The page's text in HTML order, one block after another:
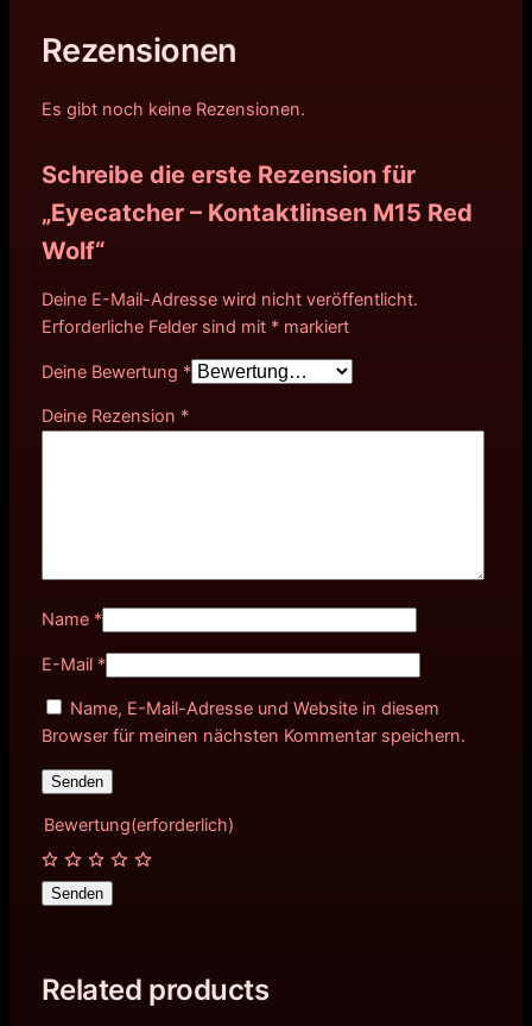
Rezensionen
Es gibt noch keine Rezensionen.
Schreibe die erste Rezension für
„Eyecatcher – Kontaktlinsen M15 Red
Wolf“
Deine E-Mail-Adresse wird nicht veröffentlicht.
Erforderliche Felder sind mit *markiert
Deine Bewertung *
Deine Rezension *
Name *
E-Mail *
Name, E-Mail-Adresse und Website in diesem
Browser für meinen nächsten Kommentar speichern.
Bewertung(erforderlich)
Senden
Related products